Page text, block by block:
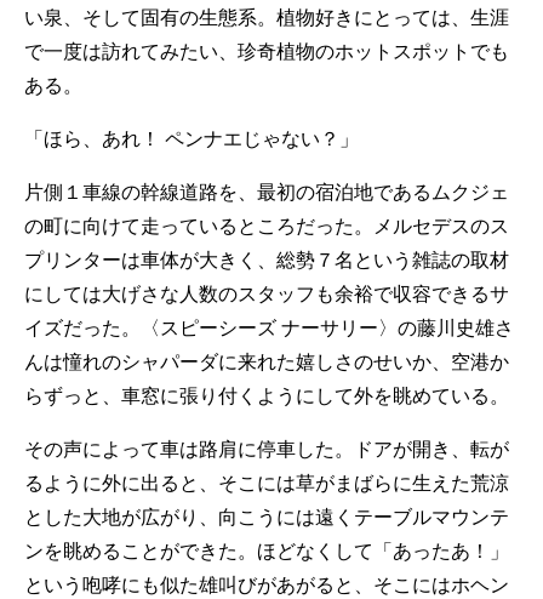
い泉、そして固有の生態系。植物好きにとっては、生涯
で一度は訪れてみたい、珍奇植物のホットスポットでも
ある。
「ほら、あれ！ ペンナエじゃない？」
片側１車線の幹線道路を、最初の宿泊地であるムクジェ
の町に向けて走っているところだった。メルセデスのス
プリンターは車体が大きく、総勢７名という雑誌の取材
にしては大げさな人数のスタッフも余裕で収容できるサ
イズだった。〈スピーシーズ ナーサリー〉の藤川史雄さ
んは憧れのシャパーダに来れた嬉しさのせいか、空港か
らずっと、車窓に張り付くようにして外を眺めている。
その声によって車は路肩に停車した。ドアが開き、転が
るように外に出ると、そこには草がまばらに生えた荒涼
とした大地が広がり、向こうには遠くテーブルマウンテ
ンを眺めることができた。ほどなくして「あったあ！」
という咆哮にも似た雄叫びがあがると、そこにはホヘン